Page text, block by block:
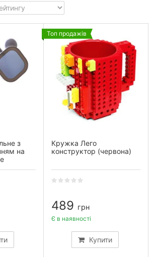
з
на
Топ продажів
Кружка Лего
конструктор (червона)
489 грн
Купити
Є в наявності